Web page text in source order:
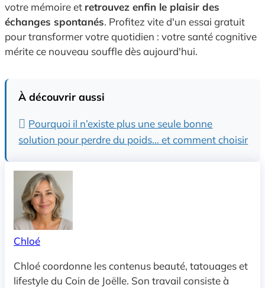
votre mémoire et retrouvez enfin le plaisir des
échanges spontanés. Profitez vite d'un essai gratuit
pour transformer votre quotidien : votre santé cognitive
mérite ce nouveau souffle dès aujourd'hui.
À découvrir aussi
Pourquoi il n’existe plus une seule bonne
solution pour perdre du poids… et comment choisir
Chloé
Chloé coordonne les contenus beauté, tatouages et
lifestyle du Coin de Joëlle. Son travail consiste à